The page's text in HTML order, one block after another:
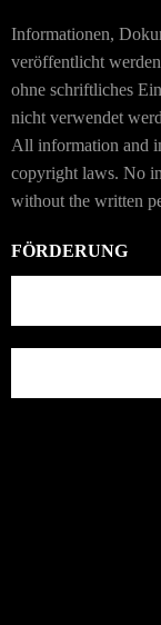
Informationen,
veröffentlicht
ohne schriftliches
nicht verwendet
All information and
copyright laws. No
without the written
FÖRDERUNG